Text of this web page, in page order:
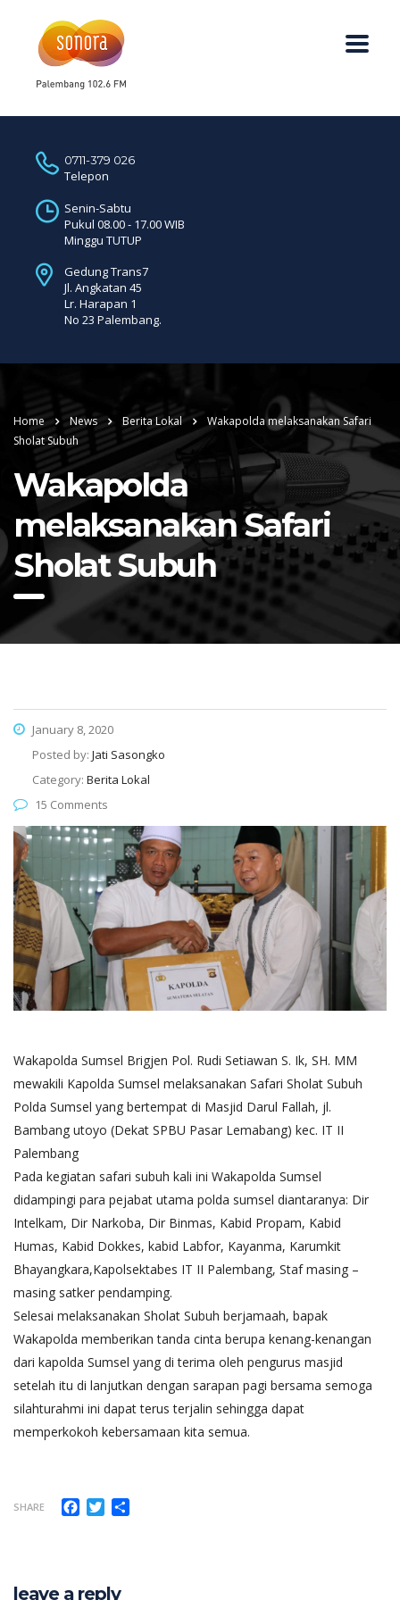
0711-379 026
Telepon
Senin-Sabtu
Pukul 08.00 - 17.00 WIB
Minggu TUTUP
Gedung Trans7
Jl. Angkatan 45
Lr. Harapan 1
No 23 Palembang.
Home News Berita Lokal
Wakapolda melaksanakan Safari
Sholat Subuh
Wakapolda
melaksanakan Safari
Sholat Subuh
January 8, 2020
Posted by: Jati Sasongko
Category: Berita Lokal
15 Comments
Wakapolda Sumsel Brigjen Pol. Rudi Setiawan S. Ik, SH. MM
mewakili Kapolda Sumsel melaksanakan Safari Sholat Subuh
Polda Sumsel yang bertempat di Masjid Darul Fallah, jl.
Bambang utoyo (Dekat SPBU Pasar Lemabang) kec. IT II
Palembang
Pada kegiatan safari subuh kali ini Wakapolda Sumsel
didampingi para pejabat utama polda sumsel diantaranya: Dir
Intelkam, Dir Narkoba, Dir Binmas, Kabid Propam, Kabid
Humas, Kabid Dokkes, kabid Labfor, Kayanma, Karumkit
Bhayangkara,Kapolsektabes IT II Palembang, Staf masing –
masing satker pendamping.
Selesai melaksanakan Sholat Subuh berjamaah, bapak
Wakapolda memberikan tanda cinta berupa kenang-kenangan
dari kapolda Sumsel yang di terima oleh pengurus masjid
setelah itu di lanjutkan dengan sarapan pagi bersama semoga
silahturahmi ini dapat terus terjalin sehingga dapat
memperkokoh kebersamaan kita semua.
SHARE Facebook
Twitter
leave a reply